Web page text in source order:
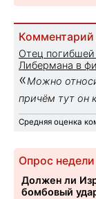
Комментарий
Отец погибшей
Либермана в
«Можно
причём тут он
Средняя оценка
Опрос недели
Должен ли
бомбовый